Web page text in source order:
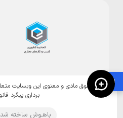
🛍️
تمامی حقوق مادی و معنوی این وبسایت
برداری پیگرد
باهـوش ساخته